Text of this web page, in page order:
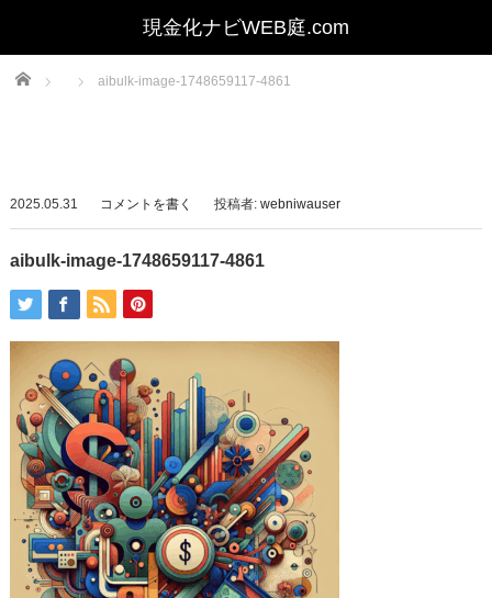
Home aibulk-image-1748659117-4861
2025.05.31 コメントを書く 投稿者: webniwauser
aibulk-image-1748659117-4861